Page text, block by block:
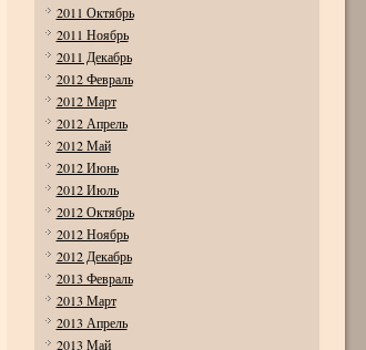
2011 Октябрь
2011 Ноябрь
2011 Декабрь
2012 Февраль
2012 Март
2012 Апрель
2012 Май
2012 Июнь
2012 Июль
2012 Октябрь
2012 Ноябрь
2012 Декабрь
2013 Февраль
2013 Март
2013 Апрель
2013 Май